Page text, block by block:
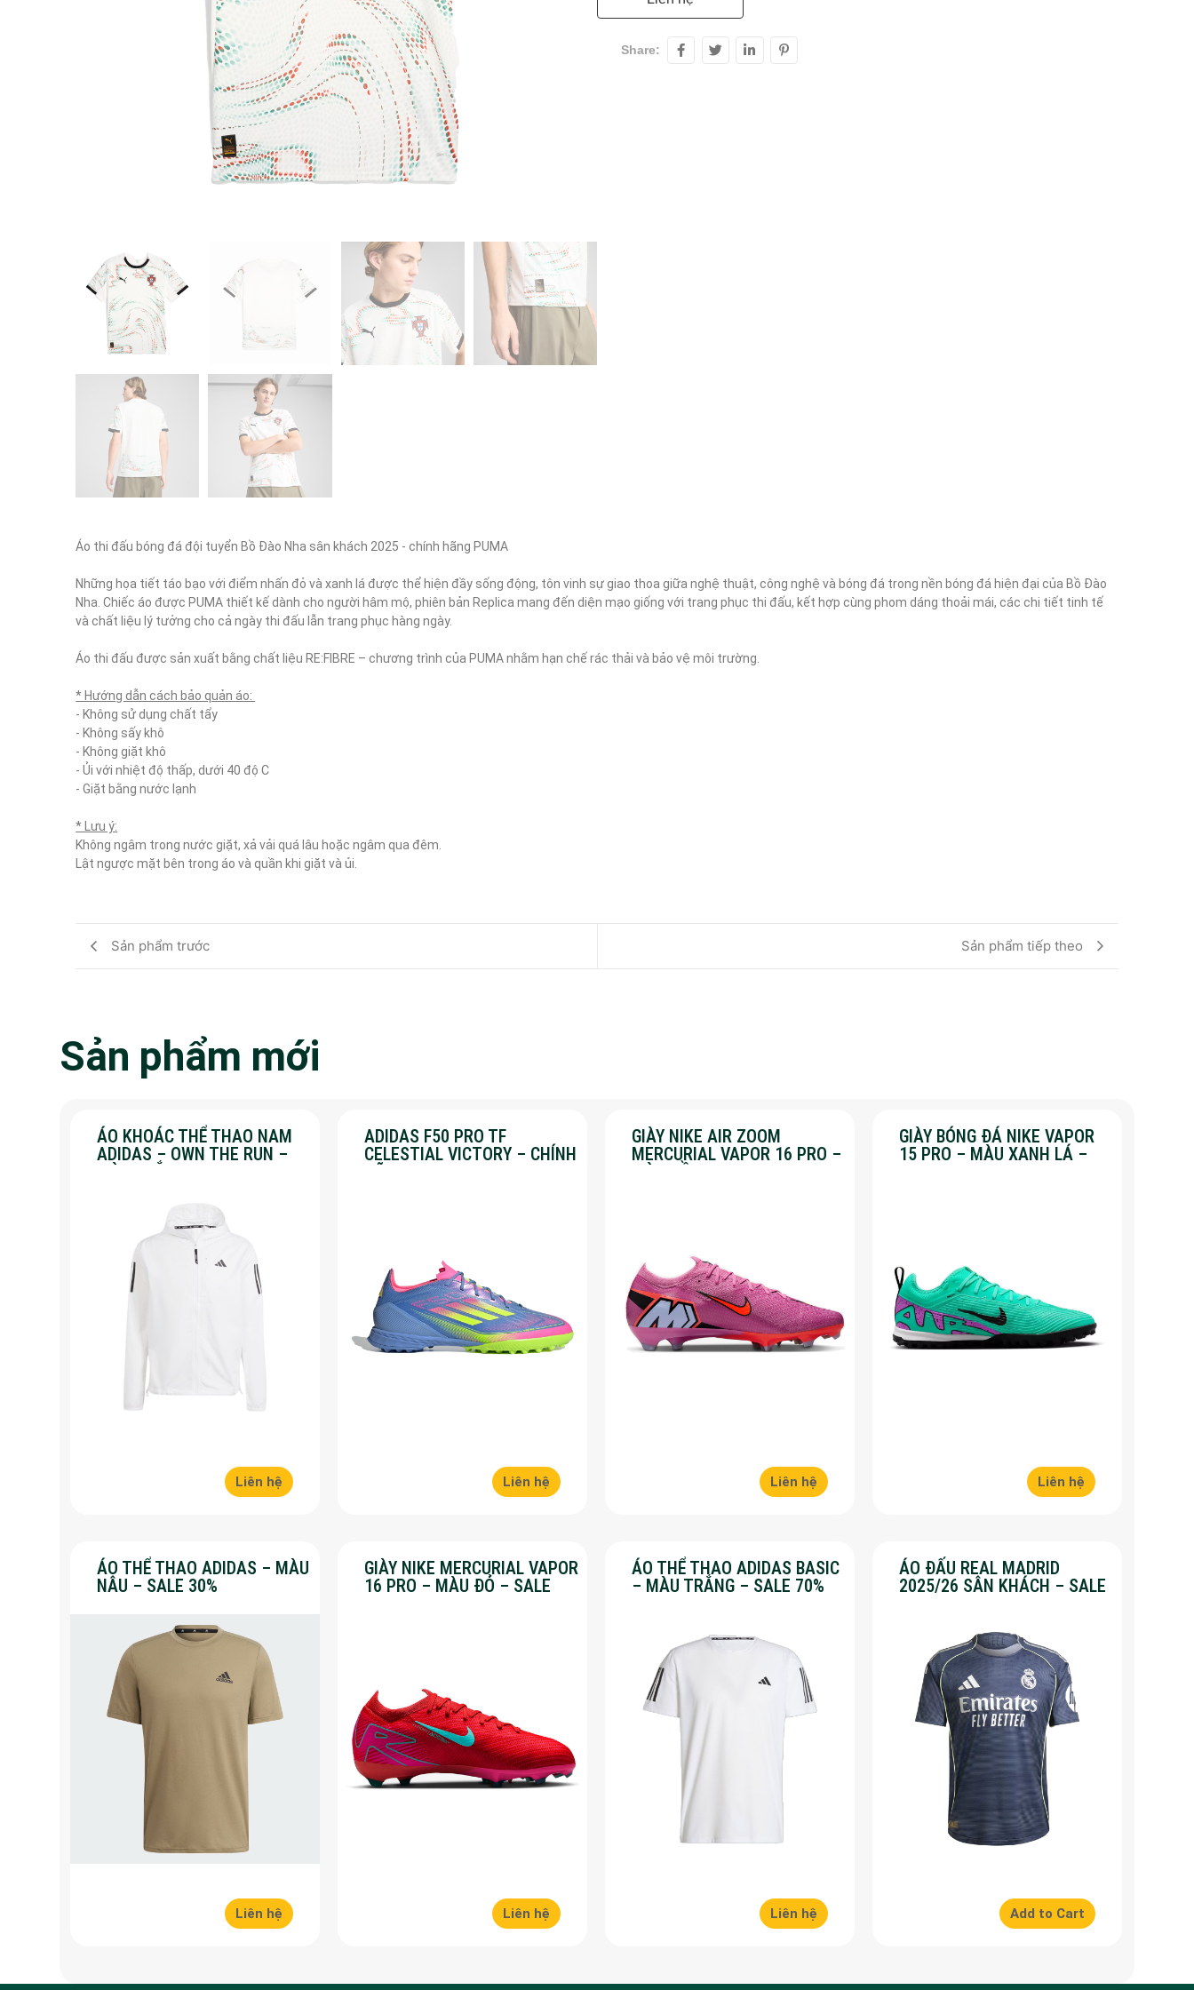
Share:
Áo thi đấu bóng đá đội tuyển Bồ Đào Nha sân khách 2025 - chính hãng PUMA
Những họa tiết táo bạo với điểm nhấn đỏ và xanh lá được thể hiện đầy sống động, tôn vinh sự giao thoa giữa nghệ thuật, công nghệ và bóng đá trong nền bóng đá hiện đại của Bồ Đào
Nha. Chiếc áo được PUMA thiết kế dành cho người hâm mộ, phiên bản Replica mang đến diện mạo giống với trang phục thi đấu, kết hợp cùng phom dáng thoải mái, các chi tiết tinh tế
và chất liệu lý tưởng cho cả ngày thi đấu lẫn trang phục hàng ngày.
Áo thi đấu được sản xuất bằng chất liệu RE:FIBRE – chương trình của PUMA nhằm hạn chế rác thải và bảo vệ môi trường.
* Hướng dẫn cách bảo quản áo:
- Không sử dụng chất tẩy
- Không sấy khô
- Không giặt khô
- Ủi với nhiệt độ thấp, dưới 40 độ C
- Giặt bằng nước lạnh
* Lưu ý:
Không ngâm trong nước giặt, xả vải quá lâu hoặc ngâm qua đêm.
Lật ngược mặt bên trong áo và quần khi giặt và ủi.
Sản phẩm trước Sản phẩm tiếp theo
Sản phẩm mới
ÁO KHOÁC THỂ THAO NAM
ADIDAS – OWN THE RUN –
MÀU TRẮNG
Liên hệ
ADIDAS F50 PRO TF
CELESTIAL VICTORY – CHÍNH
HÃNG – SALE 30%
Liên hệ
GIÀY NIKE AIR ZOOM
MERCURIAL VAPOR 16 PRO –
MÀU HỒNG – SALE 50%
Liên hệ
GIÀY BÓNG ĐÁ NIKE VAPOR
15 PRO – MÀU XANH LÁ –
Liên hệ
ÁO THỂ THAO ADIDAS – MÀU
NÂU – SALE 30%
Liên hệ
GIÀY NIKE MERCURIAL VAPOR
16 PRO – MÀU ĐỎ – SALE
Liên hệ
ÁO THỂ THAO ADIDAS BASIC
– MÀU TRẮNG – SALE 70%
Liên hệ
ÁO ĐẤU REAL MADRID
2025/26 SÂN KHÁCH – SALE
Add to Cart